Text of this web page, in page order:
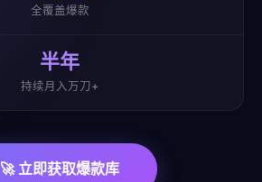
全覆盖爆款
半年
持续月入万刀+
🚀 立即获取爆款库